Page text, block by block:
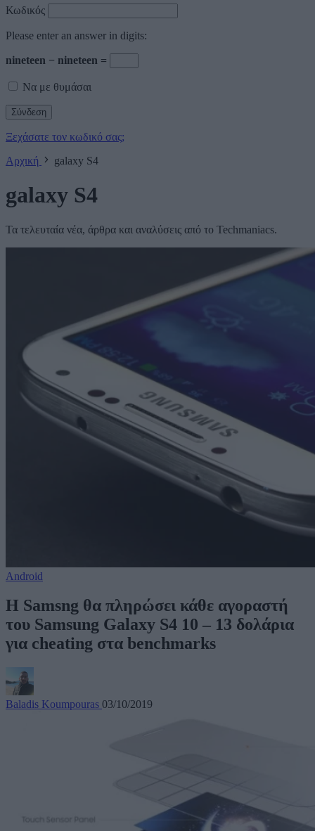
Κωδικός
Please enter an answer in digits:
nineteen − nineteen =
Να με θυμάσαι
Ξεχάσατε τον κωδικό σας;
Αρχική
galaxy S4
galaxy S4
Τα τελευταία νέα, άρθρα και αναλύσεις από το Techmaniacs.
Android
Η Samsng θα πληρώσει κάθε αγοραστή
του Samsung Galaxy S4 10 – 13 δολάρια
για cheating στα benchmarks
Baladis Koumpouras 03/10/2019